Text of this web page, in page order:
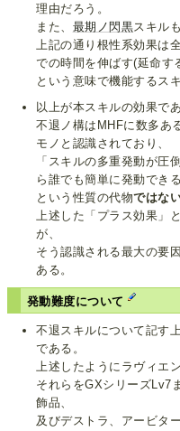
理由だろう。
また、 最期ノ閃黒スキル
上記の通り根性系効果は
での時間を伸ばす(延命す
という意味で機能するス
以上が本スキルの効果であ
不退ノ構はMHFに数多あ
モノと認識されており、
「スキルの多重発動が圧
ら誰でも簡単に発動できる
という性質の代物ではな
上述した「プラス効果」
が、
そう認識される最大の要
ある。
発動難度について
不退スキルについて記す
である。
上述したようにラヴィエ
それらをGXシリーズLv7
飾品、
及びデストラ、アービタ